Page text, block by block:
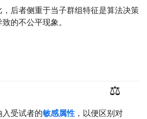
，后者侧重于当子群组特征是算法决策
的不公平现象。
受试者的敏感属性 ，以便区别对